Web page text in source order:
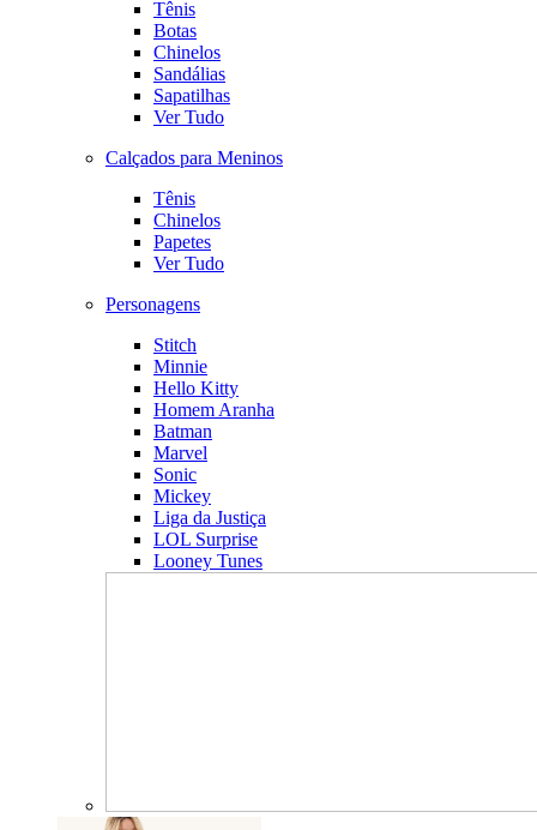
Tênis
Botas
Chinelos
Sandálias
Sapatilhas
Ver Tudo
Calçados para Meninos
Tênis
Chinelos
Papetes
Ver Tudo
Personagens
Stitch
Minnie
Hello Kitty
Homem Aranha
Batman
Marvel
Sonic
Mickey
Liga da Justiça
LOL Surprise
Looney Tunes